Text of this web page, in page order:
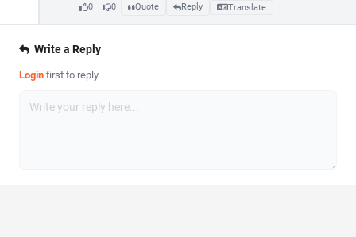
0 0 Quote Reply Translate
Write a Reply
Login first to reply.